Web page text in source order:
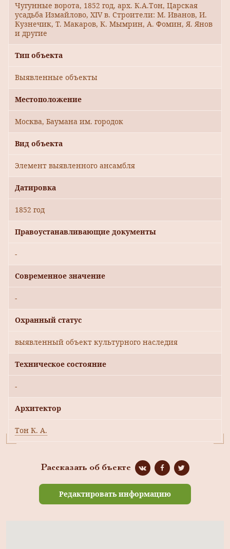
Чугунные ворота, 1852 год, арх. К.А.Тон, Царская
усадьба Измайлово, XIV в. Строители: М. Иванов, И.
Кузнечик, Т. Макаров, К. Мымрин, А. Фомин, Я. Янов
и другие
Тип объекта
Выявленные объекты
Местоположение
Москва, Баумана им. городок
Вид объекта
Элемент выявленного ансамбля
Датировка
1852 год
Правоустанавливающие документы
-
Современное значение
-
Охранный статус
выявленный объект культурного наследия
Техническое состояние
-
Архитектор
Тон К. А.
Рассказать об бъекте
Редактировать информацию